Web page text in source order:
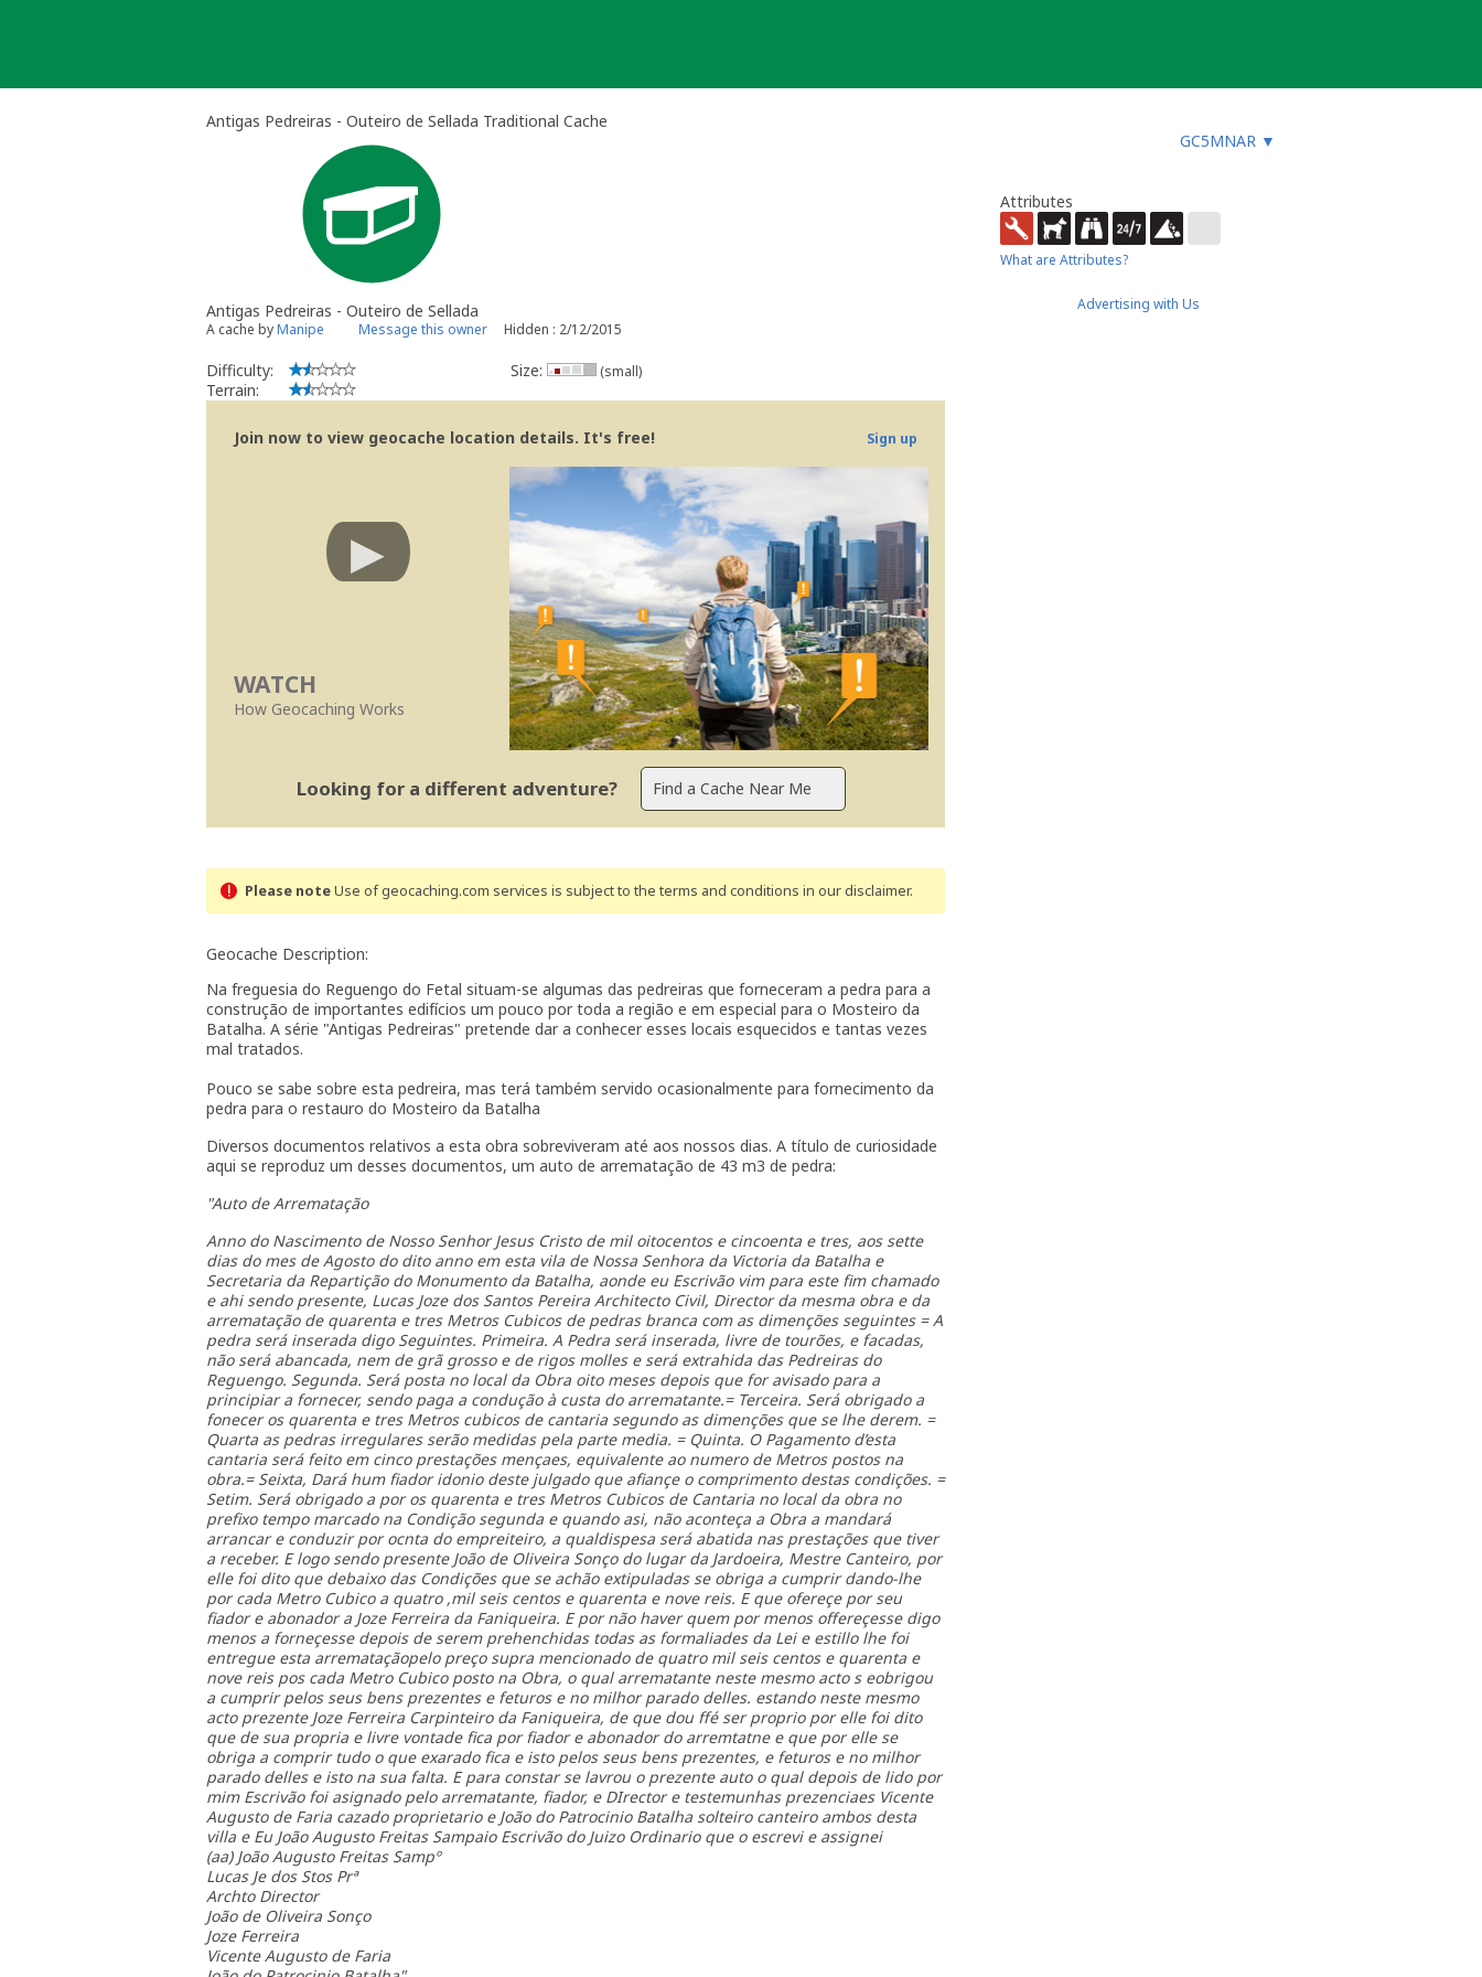
Antigas Pedreiras - Outeiro de Sellada Traditional Cache
GC5MNAR ▼
Antigas Pedreiras - Outeiro de Sellada
A cache byManipe Message this owner Hidden : 2/12/2015
Difficulty:
Terrain:
Size: (small)
Join now to view geocache location details. It's free! Sign up
WATCH
How Geocaching Works
Looking for a different adventure?
Please noteUse of geocaching.com services is subject to the terms and conditions in our disclaimer.
Geocache Description:
Na freguesia do Reguengo do Fetal situam-se algumas das pedreiras que forneceram a pedra para a
construção de importantes edifícios um pouco por toda a região e em especial para o Mosteiro da
Batalha. A série "Antigas Pedreiras" pretende dar a conhecer esses locais esquecidos e tantas vezes
mal tratados.
Pouco se sabe sobre esta pedreira, mas terá também servido ocasionalmente para fornecimento da
pedra para o restauro do Mosteiro da Batalha
Diversos documentos relativos a esta obra sobreviveram até aos nossos dias. A título de curiosidade
aqui se reproduz um desses documentos, um auto de arrematação de 43 m3 de pedra:
"Auto de Arrematação
Anno do Nascimento de Nosso Senhor Jesus Cristo de mil oitocentos e cincoenta e tres, aos sette
dias do mes de Agosto do dito anno em esta vila de Nossa Senhora da Victoria da Batalha e
Secretaria da Repartição do Monumento da Batalha, aonde eu Escrivão vim para este fim chamado
e ahi sendo presente, Lucas Joze dos Santos Pereira Architecto Civil, Director da mesma obra e da
arrematação de quarenta e tres Metros Cubicos de pedras branca com as dimenções seguintes = A
pedra será inserada digo Seguintes. Primeira. A Pedra será inserada, livre de tourões, e facadas,
não será abancada, nem de grã grosso e de rigos molles e será extrahida das Pedreiras do
Reguengo. Segunda. Será posta no local da Obra oito meses depois que for avisado para a
principiar a fornecer, sendo paga a condução à custa do arrematante.= Terceira. Será obrigado a
fonecer os quarenta e tres Metros cubicos de cantaria segundo as dimenções que se lhe derem. =
Quarta as pedras irregulares serão medidas pela parte media. = Quinta. O Pagamento d’esta
cantaria será feito em cinco prestações mençaes, equivalente ao numero de Metros postos na
obra.= Seixta, Dará hum fiador idonio deste julgado que afiançe o comprimento destas condições. =
Setim. Será obrigado a por os quarenta e tres Metros Cubicos de Cantaria no local da obra no
prefixo tempo marcado na Condição segunda e quando asi, não aconteça a Obra a mandará
arrancar e conduzir por ocnta do empreiteiro, a qualdispesa será abatida nas prestações que tiver
a receber. E logo sendo presente João de Oliveira Sonço do lugar da Jardoeira, Mestre Canteiro, por
elle foi dito que debaixo das Condições que se achão extipuladas se obriga a cumprir dando-lhe
por cada Metro Cubico a quatro ,mil seis centos e quarenta e nove reis. E que ofereçe por seu
fiador e abonador a Joze Ferreira da Faniqueira. E por não haver quem por menos offereçesse digo
menos a forneçesse depois de serem prehenchidas todas as formaliades da Lei e estillo lhe foi
entregue esta arremataçãopelo preço supra mencionado de quatro mil seis centos e quarenta e
nove reis pos cada Metro Cubico posto na Obra, o qual arrematante neste mesmo acto s eobrigou
a cumprir pelos seus bens prezentes e feturos e no milhor parado delles. estando neste mesmo
acto prezente Joze Ferreira Carpinteiro da Faniqueira, de que dou ffé ser proprio por elle foi dito
que de sua propria e livre vontade fica por fiador e abonador do arremtatne e que por elle se
obriga a comprir tudo o que exarado fica e isto pelos seus bens prezentes, e feturos e no milhor
parado delles e isto na sua falta. E para constar se lavrou o prezente auto o qual depois de lido por
mim Escrivão foi asignado pelo arrematante, fiador, e DIrector e testemunhas prezenciaes Vicente
Augusto de Faria cazado proprietario e João do Patrocinio Batalha solteiro canteiro ambos desta
villa e Eu João Augusto Freitas Sampaio Escrivão do Juizo Ordinario que o escrevi e assignei
(aa) João Augusto Freitas Sampº
Lucas Je dos Stos Prª
Archto Director
João de Oliveira Sonço
Joze Ferreira
Vicente Augusto de Faria
Attributes
What are Attributes?
Advertising with Us